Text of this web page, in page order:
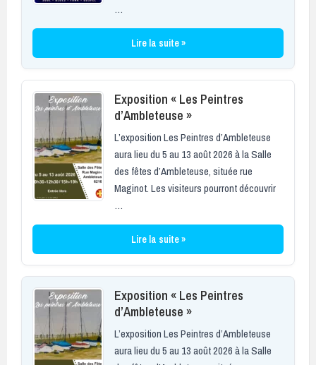
…
Lire la suite »
Exposition « Les Peintres
d’Ambleteuse »
L’exposition Les Peintres d’Ambleteuse
aura lieu du 5 au 13 août 2026 à la Salle
des fêtes d’Ambleteuse, située rue
Maginot. Les visiteurs pourront découvrir
…
Lire la suite »
Exposition « Les Peintres
d’Ambleteuse »
L’exposition Les Peintres d’Ambleteuse
aura lieu du 5 au 13 août 2026 à la Salle